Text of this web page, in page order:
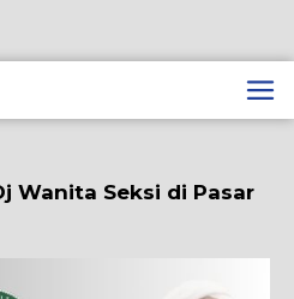
Wanita Seksi di Pasar